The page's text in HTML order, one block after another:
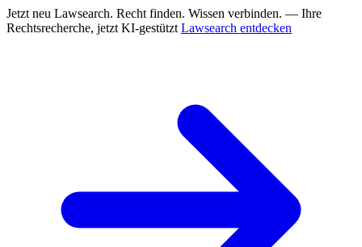
Jetzt neu Lawsearch. Recht finden. Wissen verbinden. — Ihre
Rechtsrecherche, jetzt KI-gestützt Lawsearch entdecken